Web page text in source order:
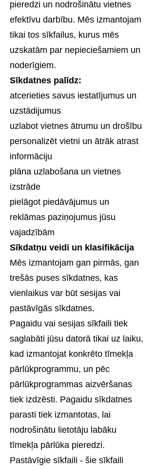
pieredzi un nodrošinātu vietnes
efektīvu darbību. Mēs izmantojam
tikai tos sīkfailus, kurus mēs
uzskatām par nepieciešamiem un
noderīgiem.
Sīkdatnes palīdz:
atcerieties savus iestatījumus un
uzstādijumus
uzlabot vietnes ātrumu un drošību
personalizēt vietni un ātrāk atrast
informāciju
plāna uzlabošana un vietnes
izstrāde
pielāgot piedāvājumus un
reklāmas paziņojumus jūsu
vajadzībām
Sīkdatņu veidi un klasifikācija
Mēs izmantojam gan pirmās, gan
trešās puses sīkdatnes, kas
vienlaikus var būt sesijas vai
pastāvīgās sīkdatnes.
Pagaidu vai sesijas sīkfaili tiek
saglabāti jūsu datorā tikai uz laiku,
kad izmantojat konkrēto tīmekļa
pārlūkprogrammu, un pēc
pārlūkprogrammas aizvēršanas
tiek izdzēsti. Pagaidu sīkdatnes
parasti tiek izmantotas, lai
nodrošinātu lietotāju labāku
tīmekļa pārlūka pieredzi.
Pastāvīgie sīkfaili - šie sīkfaili